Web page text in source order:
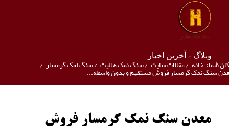
وبلاگ - آخرین اخبار
شما: خانه /مقالات سایت /سنگ نمک هالیت /سنگ نمک گرمسار /
سنگ نمک گرمسار فروش مستقیم و بدون واسطه...
معدن سنگ نمک گرمسار فروش